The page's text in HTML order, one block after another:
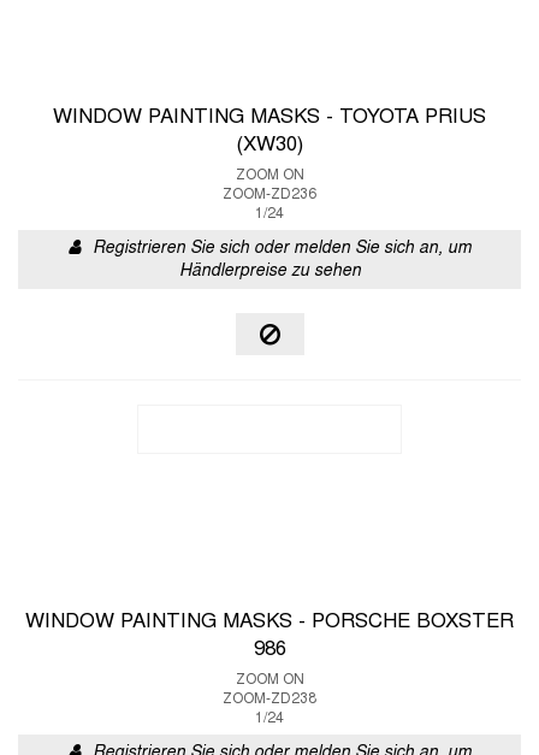
WINDOW PAINTING MASKS - TOYOTA PRIUS
(XW30)
ZOOM ON
ZOOM-ZD236
1/24
Registrieren Sie sich oder melden Sie sich an, um
Händlerpreise zu sehen
WINDOW PAINTING MASKS - PORSCHE BOXSTER
986
ZOOM ON
ZOOM-ZD238
1/24